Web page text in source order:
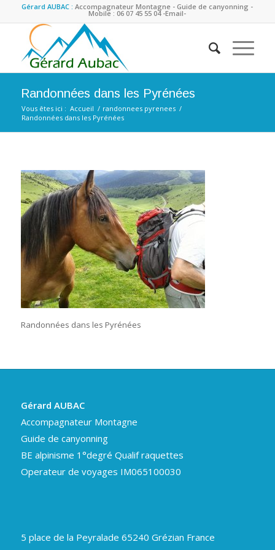
Gérard AUBAC :Accompagnateur Montagne - Guide de canyonning -
Mobile : 06 07 45 55 04 -Email-
Randonnées dans les Pyrénées
Vous êtes ici : Accueil / randonnees pyrenees /
Randonnées dans les Pyrénées
Randonnées dans les Pyrénées
Gérard AUBAC
Accompagnateur Montagne
Guide de canyonning
BE alpinisme 1°degré Qualif raquettes
Operateur de voyages IM065100030
5 place de la Peyralade 65240 Grézian France